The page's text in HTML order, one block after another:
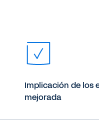
Implicación de los
mejorada